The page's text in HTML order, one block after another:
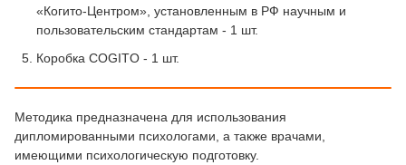
«Когито-Центром», установленным в РФ научным и
пользовательским стандартам - 1 шт.
Коробка COGITO - 1 шт.
Методика предназначена для использования
дипломированными психологами, а также врачами,
имеющими психологическую подготовку.